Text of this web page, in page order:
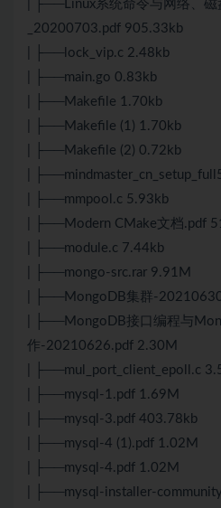
| ├──Linux系统命令与网络、
_20200703.pdf 905.33kb
| ├──lock_vip.c 2.48kb
| ├──main.go 0.83kb
| ├──Makefile 1.70kb
| ├──Makefile (1) 1.70kb
| ├──Makefile (2) 0.72kb
|
| ├──mmpool.c 5.93kb
| ├──Modern CMake文档.pdf
| ├──module.c 7.44kb
| ├──mongo-src.rar 9.91M
| ├──MongoDB集群-
| ├──MongoDB接口编程与
作-20210626.pdf 2.30M
| ├──mul_port_client_epoll.c
| ├──mysql-1.pdf 1.69M
| ├──mysql-3.pdf 403.78kb
| ├──mysql-4 (1).pdf 1.02M
| ├──mysql-4.pdf 1.02M
| ├──mysql-installer-